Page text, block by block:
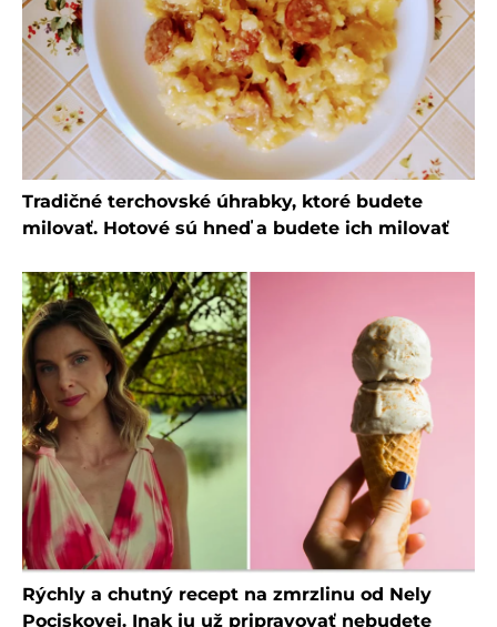
Tradičné terchovské úhrabky, ktoré budete
milovať. Hotové sú hneď a budete ich milovať
Rýchly a chutný recept na zmrzlinu od Nely
Pociskovej. Inak ju už pripravovať nebudete